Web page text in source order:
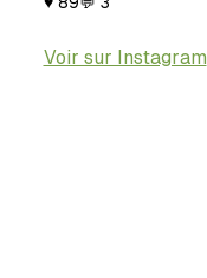
Voir sur Instagram